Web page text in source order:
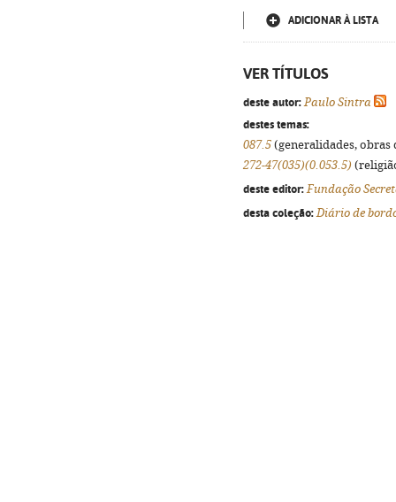
ADICIONAR À LISTA
VER TÍTULOS
deste autor: Paulo Sintra
destes temas:
087.5 (generalidades,
272-47(035)(0.053.5)
deste editor: Fundação
desta coleção: Diário de